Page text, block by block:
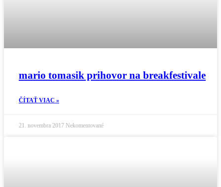
mario tomasik prihovor na breakfestivale
ČÍTAŤ VIAC »
21. novembra 2017 Nekomentované